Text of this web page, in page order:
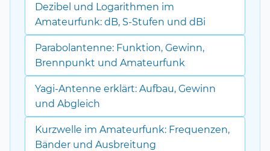
Dezibel und Logarithmen im
Amateurfunk: dB, S-Stufen und dBi
Parabolantenne: Funktion, Gewinn,
Brennpunkt und Amateurfunk
Yagi-Antenne erklärt: Aufbau, Gewinn
und Abgleich
Kurzwelle im Amateurfunk: Frequenzen,
Bänder und Ausbreitung